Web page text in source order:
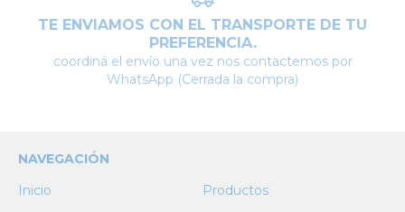
TE ENVIAMOS CON EL TRANSPORTE DE TU
PREFERENCIA.
coordiná el envío una vez nos contactemos por
WhatsApp (Cerrada la compra)
NAVEGACIÓN
Inicio
Productos